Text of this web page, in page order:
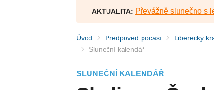
AKTUALITA: Převážně slunečno s
Úvod Předpověď počasí Liberecký
Sluneční kalendář
SLUNEČNÍ KALENDÁŘ